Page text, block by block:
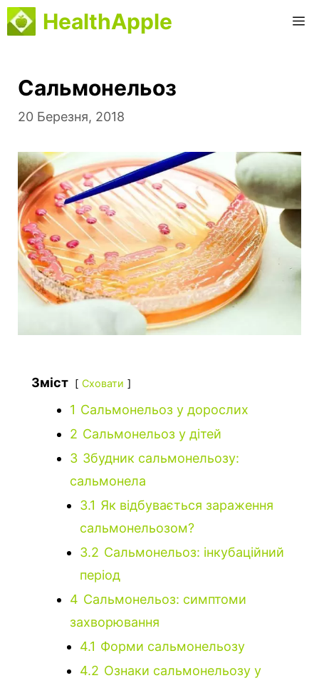
Перейти
до
HealthApple
Сальмонельоз
20 Березня, 2018
Зміст Сховати
1 Сальмонельоз у дорослих
2 Сальмонельоз у дітей
3 Збудник сальмонельозу:
сальмонела
3.1 Як відбувається зараження
сальмонельозом?
3.2 Сальмонельоз: інкубаційний
період
4 Сальмонельоз: симптоми
захворювання
4.1 Форми сальмонельозу
4.2 Ознаки сальмонельозу у